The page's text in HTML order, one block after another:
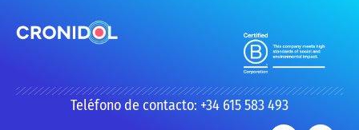
Teléfono de contacto: +34 615 583 493